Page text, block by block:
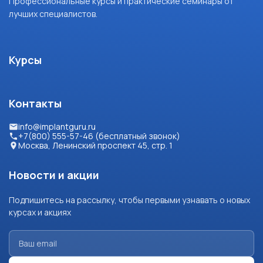
лучших специалистов.
Курсы
Контакты
info@implantguru.ru
+7(800) 555-57-46 (бесплатный звонок)
Москва, Ленинский проспект 45, стр. 1
Новости и акции
Подпишитесь на рассылку, чтобы первыми узнавать о новых
курсах и акциях